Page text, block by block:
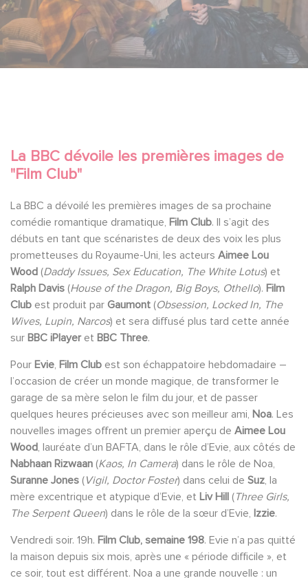
La BBC dévoile les premières images de
"Film Club"
La BBC a dévoilé les premières images de sa prochaine
comédie romantique dramatique, Film Club. Il s’agit des
débuts en tant que scénaristes de deux des voix les plus
prometteuses du Royaume-Uni, les acteurs Aimee Lou
Wood (Daddy Issues, Sex Education, The White Lotus) et
Ralph Davis (House of the Dragon, Big Boys, Othello). Film
Club est produit par Gaumont (Obsession, Locked In, The
Wives, Lupin, Narcos) et sera diffusé plus tard cette année
sur BBC iPlayeret BBC Three.
Pour Evie, Film Club est son échappatoire hebdomadaire –
l’occasion de créer un monde magique, de transformer le
garage de sa mère selon le film du jour, et de passer
quelques heures précieuses avec son meilleur ami, Noa. Les
nouvelles images offrent un premier aperçu de Aimee Lou
Wood, lauréate d’un BAFTA, dans le rôle d’Evie, aux côtés de
Nabhaan Rizwaan (Kaos, In Camera) dans le rôle de Noa,
Suranne Jones (Vigil, Doctor Foster) dans celui de Suz, la
mère excentrique et atypique d’Evie, et Liv Hill (Three Girls,
The Serpent Queen) dans le rôle de la sœur d’Evie, Izzie.
Vendredi soir. 19h. Film Club, semaine 198. Evie n’a pas quitté
la maison depuis six mois, après une « période difficile », et
ce soir, tout est différent. Noa a une grande nouvelle : un